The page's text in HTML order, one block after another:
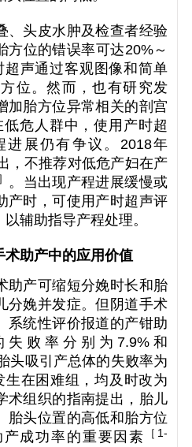
、头皮水肿及检查者经验
方位的错误率可达20%～
超声通过客观图像和简单
位。然而，也有研究发
加胎方位异常相关的剖宫
低危人群中，使用产时超
进展仍有争议。2018年
，不推荐对低危产妇在产
］ 。当出现产程进展缓慢或
产时，可使用产时超声评
辅助指导产程处理。
助产中的应用价值
助产可缩短分娩时长和胎
分娩并发症。但阴道手术
系统性评价报道的产钳助
败率分别为7.9%和
头吸引产总体的失败率为
生在困难组，均及时改为
术组织的指南提出，胎儿
胎头位置的高低和胎方位
成功率的重要因素
［ 1-